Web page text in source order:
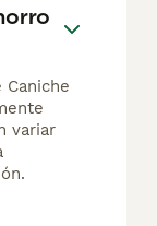
variar